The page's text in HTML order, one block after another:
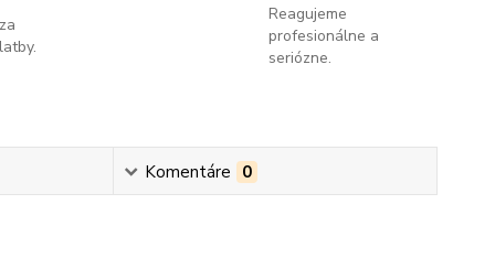
Reagujeme
profesionálne a
seriózne.
Komentáre 0